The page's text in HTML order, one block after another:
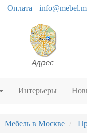
Оплата
Интерьеры
Мебель в Москве